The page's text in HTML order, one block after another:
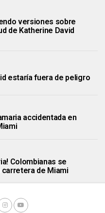
versiones sobre
de Katherine David
estaría fuera de peligro
accidentada en
Colombianas se
de Miami